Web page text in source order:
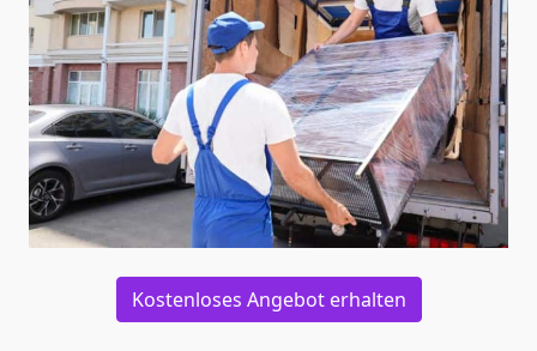
Kostenloses Angebot erhalten